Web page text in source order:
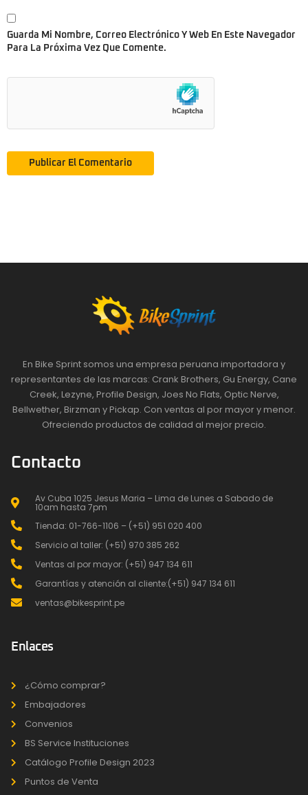
Guarda Mi Nombre, Correo Electrónico Y Web En Este Navegador
Para La Próxima Vez Que Comente.
En Bike Sprint somos una empresa peruana importadora y
representantes de las marcas: Crank Brothers, Gu Energy, Cane
Creek, Lezyne, Profile Design, Joes No Flats, Optic Nerve,
Bellwether, Birzman y Pickap. Con ventas al por mayor y menor.
Ofreciendo productos de calidad al mejor precio.
Contacto
Av Cuba 1025 Jesus Maria – Lima de Lunes a Sabado de
10am hasta 7pm
Tienda: 01-766-1106 – (+51) 951 020 400
Servicio al taller: (+51) 970 385 262
Ventas al por mayor: (+51) 947 134 611
Garantías y atención al cliente:(+51) 947 134 611
ventas@bikesprint.pe
Enlaces
¿Cómo comprar?
Embajadores
Convenios
BS Service Instituciones
Catálogo Profile Design 2023
Puntos de Venta